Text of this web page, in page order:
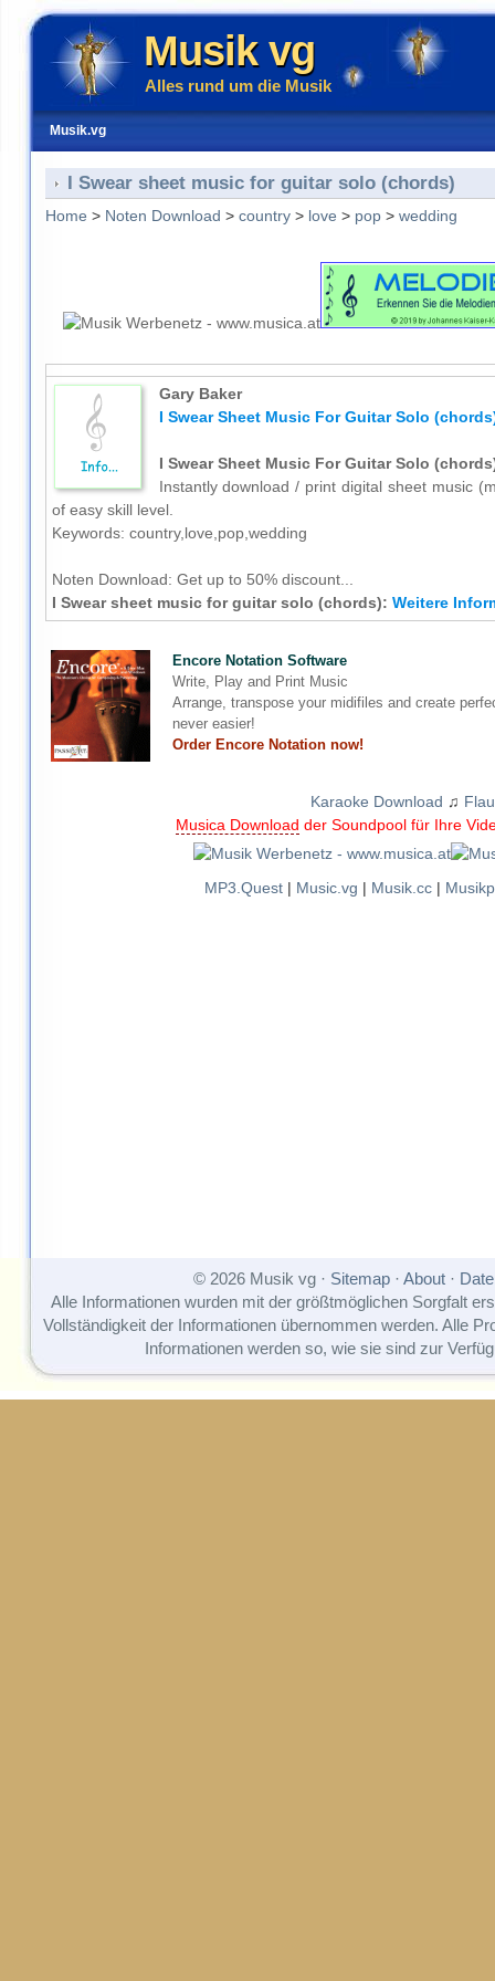
Musik vg
Alles rund um die Musik
Musik.vg
I Swear sheet music for guitar solo (chords)
Home > Noten Download > country> love > pop> wedding
Gary Baker
I Swear Sheet Music For Guitar Solo
I Swear Sheet Music For Guitar Solo
Instantly download / print digital sheet music
of easy skill level.
Keywords: country,love,pop,wedding
Noten Download: Get up to 50% discount...
I Swear sheet music for guitar solo (chords): Weitere
Encore Notation Software
Write, Play and Print Music
Arrange, transpose your midifiles and create
never easier!
Order Encore Notation now!
Karaoke Download ♫
Musica Download der Soundpool für Ihre
MP3.Quest| Music.vg | Musik.cc|
© 2026 Musik vg · Sitemap· About·
Alle Informationen wurden mit der größtmöglichen Sorgfalt
Vollständigkeit der Informationen übernommen werden. Alle
Informationen werden so, wie sie sind zur